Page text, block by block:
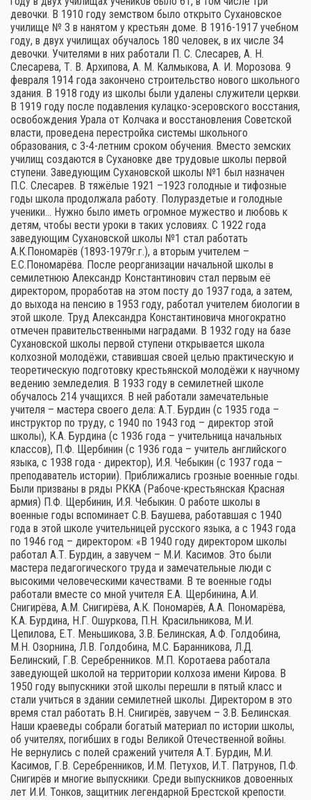
девочки. В 1910 году земством было открыто Сухановское
училище № 3 в нанятом у крестьян доме. В 1916-1917 учебном
году, в двух училищах обучалось 180 человек, в их числе 34
девочки. Учителями в них работали П. С. Слесарев, А. Н.
Слесарева, Т. В. Архипова, А. М. Калмыкова, А. И. Морозова. 9
февраля 1914 года закончено строительство нового школьного
здания. В 1918 году из школы были удалены служители церкви.
В 1919 году после подавления кулацко-эсеровского восстания,
освобождения Урала от Колчака и восстановления Советской
власти, проведена перестройка системы школьного
образования, с 3-4-летним сроком обучения. Вместо земских
училищ создаются в Сухановке две трудовые школы первой
ступени. Заведующим Сухановской школы №1 был назначен
П.С. Слесарев. В тяжёлые 1921 –1923 голодные и тифозные
годы школа продолжала работу. Полураздетые и голодные
ученики… Нужно было иметь огромное мужество и любовь к
детям, чтобы вести уроки в таких условиях. С 1922 года
заведующим Сухановской школы №1 стал работать
А.К.Пономарёв (1893-1979г.г.), а вторым учителем –
Е.С.Пономарёва. После реорганизации начальной школы в
семилетнюю Александр Константинович стал первым её
директором, проработав на этом посту до 1937 года, а затем,
до выхода на пенсию в 1953 году, работал учителем биологии в
этой школе. Труд Александра Константиновича многократно
отмечен правительственными наградами. В 1932 году на базе
Сухановской школы первой ступени открывается школа
колхозной молодёжи, ставившая своей целью практическую и
теоретическую подготовку крестьянской молодёжи к научному
ведению земледелия. В 1933 году в семилетней школе
обучалось 214 учащихся. В ней работали замечательные
учителя – мастера своего дела: А.Т. Бурдин (с 1935 года –
инструктор по труду, с 1940 по 1943 год – директор этой
школы), К.А. Бурдина (с 1936 года – учительница начальных
классов), П.Ф. Щербинин (с 1936 года – учитель английского
языка, с 1938 года - директор), И.Я. Чебыкин (с 1937 года –
преподаватель истории). Приближались грозные военные годы.
Были призваны в ряды РККА (Рабоче-крестьянская Красная
армия) П.Ф. Щербинин, И.Я. Чебыкин. О работе школы в
военные годы вспоминает С.В. Баушева, работавшая с 1940
года в этой школе учительницей русского языка, а с 1943 года
по 1946 год – директором: «В 1940 году директором школы
работал А.Т. Бурдин, а завучем – М.И. Касимов. Это были
мастера педагогического труда и замечательные люди с
высокими человеческими качествами. В те военные годы
работали вместе со мной учителя Е.А. Щербинина, А.И.
Снигирёва, А.М. Снигирёва, А.К. Пономарёв, А.А. Пономарёва,
К.А. Бурдина, Н.Г. Ошуркова, П.Н. Красильникова, М.И.
Цепилова, Е.Т. Меньшикова, З.В. Белинская, А.Ф. Голдобина,
М.Н. Озорнина, Л.В. Голдобина, М.С. Баранникова, Л.Д.
Белинский, Г.В. Серебренников. М.П. Коротаева работала
заведующей школой на территории колхоза имени Кирова. В
1950 году выпускники этой школы перешли в пятый класс и
стали учиться в здании семилетней школы. Директором в это
время стал работать В.Н. Снигирёв, завучем – З.В. Белинская.
Наши краеведы собрали богатый материал по истории школы,
об учителях, погибших в годы Великой Отечественной войны.
Не вернулись с полей сражений учителя А.Т. Бурдин, М.И.
Касимов, Г.В. Серебренников, И.М. Петухов, И.Т. Патрунов, П.Ф.
Снигирёв и многие выпускники. Среди выпускников довоенных
лет И.И. Тонков, защитник легендарной Брестской крепости.